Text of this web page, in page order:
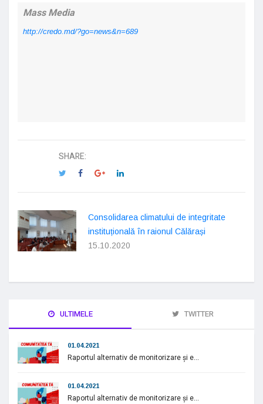
Mass Media
http://credo.md/?go=news&n=689
SHARE:
Consolidarea climatului de integritate
instituțională în raionul Călărași
15.10.2020
ULTIMELE TWITTER
01.04.2021
Raportul alternativ de monitorizare și e...
01.04.2021
Raportul alternativ de monitorizare și e...